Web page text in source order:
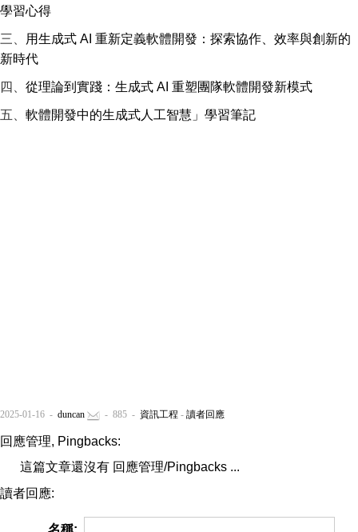
學習心得
三、
用生成式 AI 重新定義軟體開發：探索協作、效率與創新的
新時代
四、 從理論到實踐：生成式 AI 重塑團隊軟體開發新模式
五、 軟體開發中的生成式人工智慧」學習筆記
2025-01-16 - duncan - 885 - 資訊工程 - 讀者回應
回應管理, Pingbacks:
這篇文章還沒有 回應管理/Pingbacks ...
讀者回應:
名稱: